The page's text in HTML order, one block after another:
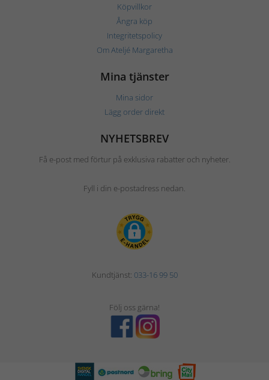
Köpvillkor
Ångra köp
Integritetspolicy
Om Ateljé Margaretha
Mina tjänster
Mina sidor
Lägg order direkt
NYHETSBREV
Få e-post med förtur på exklusiva rabatter och nyheter.
Fyll i din e-postadress nedan.
Kundtjänst: 033-16 99 50
Följ oss gärna!